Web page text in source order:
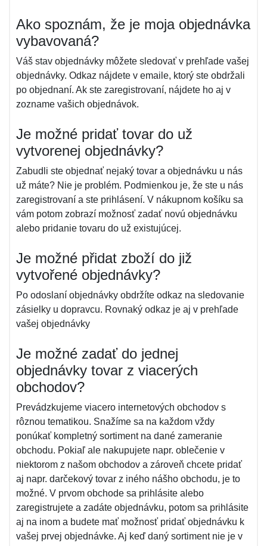
Ako spoznám, že je moja objednávka
vybavovaná?
Váš stav objednávky môžete sledovať v prehľade vašej
objednávky. Odkaz nájdete v emaile, ktorý ste obdržali
po objednaní. Ak ste zaregistrovaní, nájdete ho aj v
zozname vašich objednávok.
Je možné pridať tovar do už
vytvorenej objednávky?
Zabudli ste objednať nejaký tovar a objednávku u nás
už máte? Nie je problém. Podmienkou je, že ste u nás
zaregistrovaní a ste prihlásení. V nákupnom košíku sa
vám potom zobrazí možnosť zadať novú objednávku
alebo pridanie tovaru do už existujúcej.
Je možné přidat zboží do již
vytvořené objednávky?
Po odoslaní objednávky obdržíte odkaz na sledovanie
zásielky u dopravcu. Rovnaký odkaz je aj v prehľade
vašej objednávky
Je možné zadať do jednej
objednávky tovar z viacerých
obchodov?
Prevádzkujeme viacero internetových obchodov s
rôznou tematikou. Snažíme sa na každom vždy
ponúkať kompletný sortiment na dané zameranie
obchodu. Pokiaľ ale nakupujete napr. oblečenie v
niektorom z našom obchodov a zároveň chcete pridať
aj napr. darčekový tovar z iného nášho obchodu, je to
možné. V prvom obchode sa prihlásite alebo
zaregistrujete a zadáte objednávku, potom sa prihlásite
aj na inom a budete mať možnosť pridať objednávku k
vašej prvej objednávke. Aj keď daný sortiment nie je v